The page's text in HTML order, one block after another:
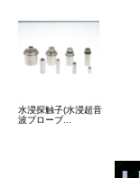
水浸探触子(水浸超音
波プローブ...